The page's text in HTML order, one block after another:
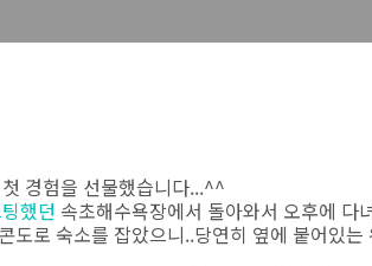
경험을 선물했습니다...^^
했던 속초해수욕장에서 돌아와서 오후에 다
도로 숙소를 잡았으니..당연히 옆에 붙어있